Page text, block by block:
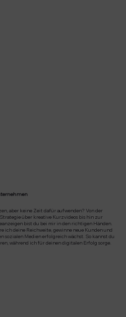
aber keine Zeit dafür aufwenden? Von der
über kreative Kurzvideos bis hin zur
bist du bei mir in den richtigen Händen.
ich deine Reichweite, gewinne neue Kunden und
sozialen Medien erfolgreich wächst. So kannst du
während ich für deinen digitalen Erfolg sorge.